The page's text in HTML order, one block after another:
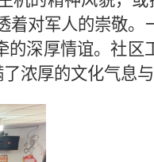
对军人的崇敬。
的深厚情谊。社区
浓厚的文化气息与